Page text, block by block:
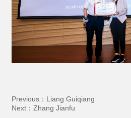
Previous： Liang Guiqiang
Next： Zhang Jianfu